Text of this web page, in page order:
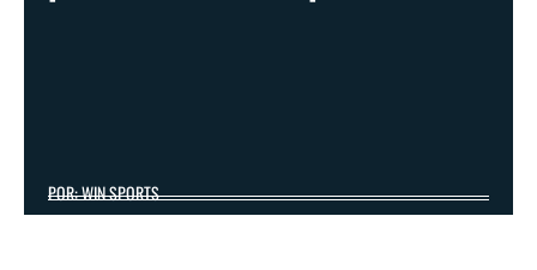
POR: WIN SPORTS